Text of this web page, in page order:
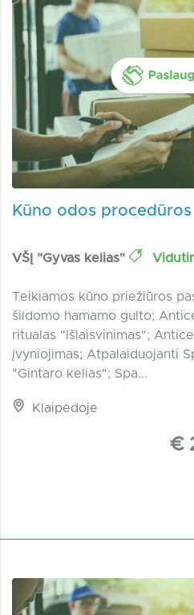
Kūno odos procedūros
VŠĮ "Gyvas kelias"
Teikiamos kūno priežiūros
šildomo hamamo gulto;
ritualas "Išlaisvinimas";
įvyniojimas; Atpalaiduojanti
"Gintaro kelias"; Spa...
Klaipėdoje
€